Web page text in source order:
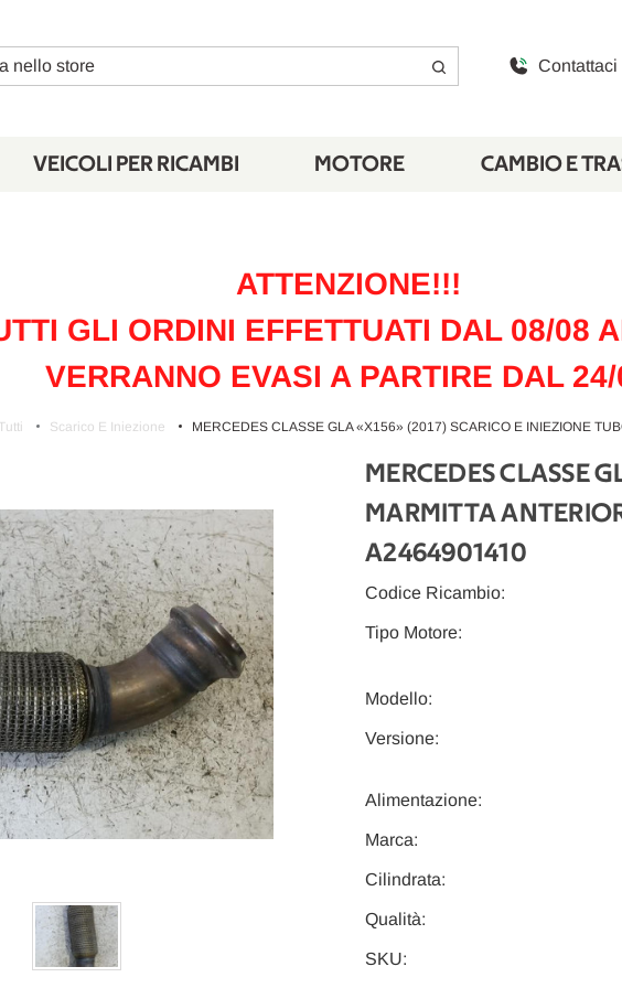
Contattaci
VEICOLI PER RICAMBI MOTORE CAMBIO E
ATTENZIONE!!!
GLI ORDINI EFFETTUATI DAL 08/08
VERRANNO EVASI A PARTIRE DAL
Tutti Scarico E Iniezione MERCEDES CLASSE GLA «X156» (2017) SCARICO E INIEZIONE
MERCEDES CLASSE
MARMITTA
A2464901410
Modello:
Versione:
Codice Ricambio:
Cilindrata:
Alimentazione:
Tipo Motore:
Marca:
Qualità:
SKU: